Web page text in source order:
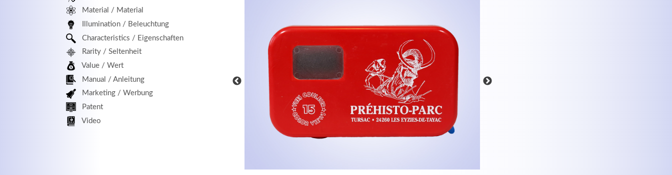
Material / Material
Illumination / Beleuchtung
Characteristics / Eigenschaften
Rarity / Seltenheit
Value / Wert
Manual / Anleitung
Marketing / Werbung
Patent
Video
MEHR INFOS
Kontaktdaten Registrieren